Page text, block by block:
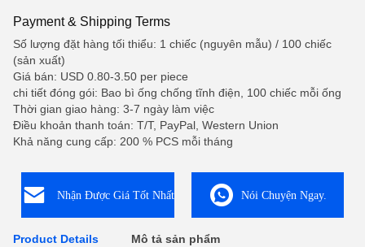
Payment & Shipping Terms
Số lượng đặt hàng tối thiểu: 1 chiếc (nguyên mẫu) / 100 chiếc
(sản xuất)
Giá bán: USD 0.80-3.50 per piece
chi tiết đóng gói: Bao bì ống chống tĩnh điện, 100 chiếc mỗi ống
Thời gian giao hàng: 3-7 ngày làm việc
Điều khoản thanh toán: T/T, PayPal, Western Union
Khả năng cung cấp: 200 % PCS mỗi tháng
Nhận Được Giá Tốt Nhất Nói Chuyện Ngay.
Product Details Mô tả sản phẩm